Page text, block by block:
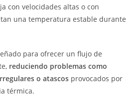
con velocidades altas o con
una temperatura estable durante
para ofrecer un flujo de
reduciendo problemas como
o atascos provocados por
térmica.